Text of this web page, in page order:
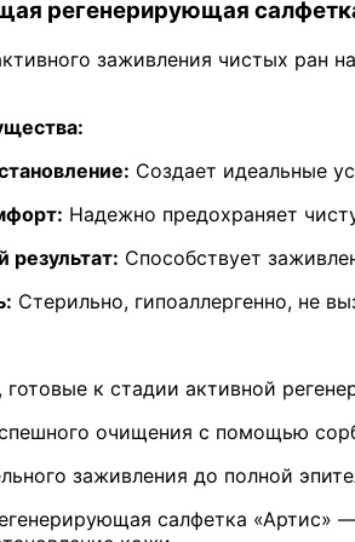
регенерирующая
заживления чистых ран
Создает идеальные
Надежно предохраняет
результат: Способствует
Стерильно, гипоаллергенно, не
к стадии активной
очищения с помощью
заживления до полной
салфетка «Артис»